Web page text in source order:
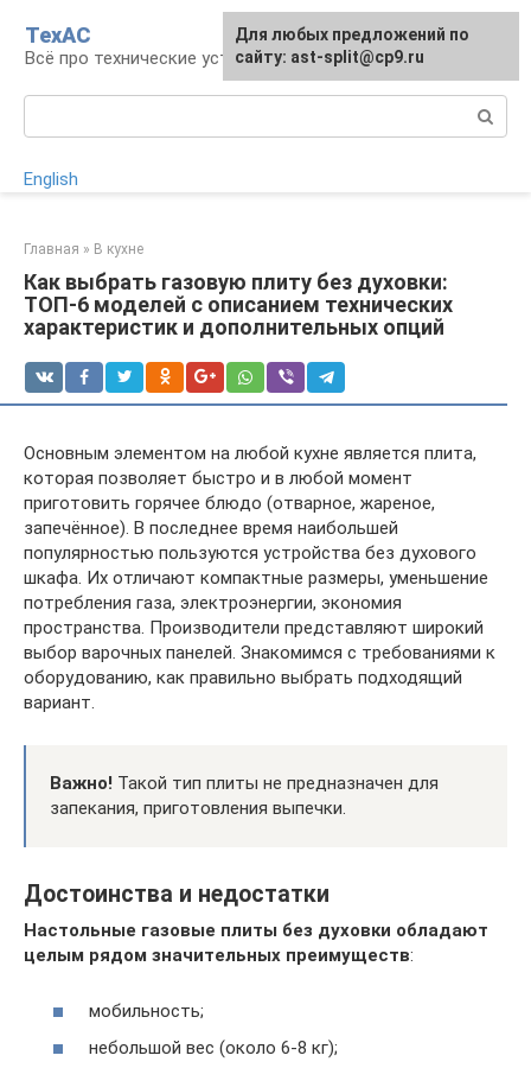
контенту
ТехАС
Всё про технические устройства
English
Главная » В кухне
Как выбрать газовую плиту без духовки:
ТОП-6 моделей с описанием технических
характеристик и дополнительных опций
Основным элементом на любой кухне является плита,
которая позволяет быстро и в любой момент
приготовить горячее блюдо (отварное, жареное,
запечённое). В последнее время наибольшей
популярностью пользуются устройства без духового
шкафа. Их отличают компактные размеры, уменьшение
потребления газа, электроэнергии, экономия
пространства. Производители представляют широкий
выбор варочных панелей. Знакомимся с требованиями к
оборудованию, как правильно выбрать подходящий
вариант.
Важно! Такой тип плиты не предназначен для
запекания, приготовления выпечки.
Достоинства и недостатки
Настольные газовые плиты без духовки обладают
целым рядом значительных преимуществ:
мобильность;
небольшой вес (около 6-8 кг);
Для любых предложений по
сайту: ast-split@cp9.ru